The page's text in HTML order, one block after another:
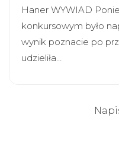
Haner WYWIAD
konkursowym było
wynik poznacie po
udzieliła…